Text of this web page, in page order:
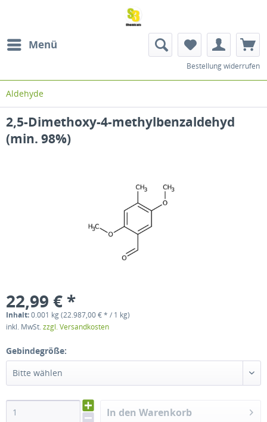
Menü
Bestellung widerrufen
Aldehyde
2,5-Dimethoxy-4-methylbenzaldehyd
(min. 98%)
22,99 € *
Inhalt:0.001 kg (22.987,00 € * / 1 kg)
inkl. MwSt.zzgl. Versandkosten
Gebindegröße:
Bitte wählen
In den Warenkorb